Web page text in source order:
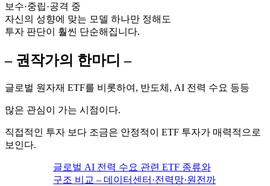
보수·중립·공격 중
자신의 성향에 맞는 모델 하나만 정해도
투자 판단이 훨씬 단순해집니다.
– 권작가의 한마디 –
글로벌 원자재 ETF를 비롯하여, 반도체, AI 전력 수요 등등
많은 관심이 가는 시점이다.
직접적인 투자 보다 조금은 안정적이 ETF 투자가 매력적으로
보인다.
글로벌 AI 전력 수요 관련 ETF 종류와
구조 비교 – 데이터센터·전력망·원전까